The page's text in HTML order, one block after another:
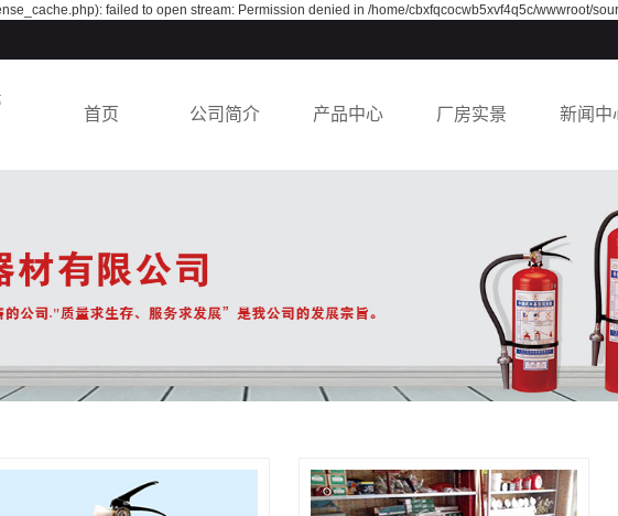
failed to open stream: Permission denied in /home/cbxfqcocwb5xvf4q5c/wwwroot/
首页 公司简介 产品中心
水枪
消火栓
灭火器
厂房实景 新闻中
行业动
常见问